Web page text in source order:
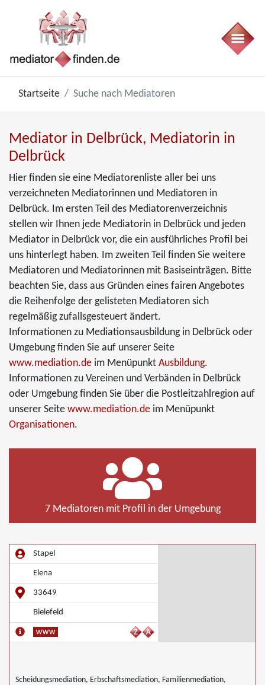
Startseite Suche nach Mediatoren
Mediator in Delbrück, Mediatorin in
Delbrück
Hier finden sie eine Mediatorenliste aller bei uns
verzeichneten Mediatorinnen und Mediatoren in
Delbrück. Im ersten Teil des Mediatorenverzeichnis
stellen wir Ihnen jede Mediatorin in Delbrück und jeden
Mediator in Delbrück vor, die ein ausführliches Profil bei
uns hinterlegt haben. Im zweiten Teil finden Sie weitere
Mediatoren und Mediatorinnen mit Basiseinträgen. Bitte
beachten Sie, dass aus Gründen eines fairen Angebotes
die Reihenfolge der gelisteten Mediatoren sich
regelmäßig zufallsgesteuert ändert.
Informationen zu Mediationsausbildung in Delbrück oder
Umgebung finden Sie auf unserer Seite
www.mediation.de im Menüpunkt Ausbildung.
Informationen zu Vereinen und Verbänden in Delbrück
oder Umgebung finden Sie über die Postleitzahlregion auf
unserer Seite www.mediation.de im Menüpunkt
Organisationen.
7 Mediatoren mit Profil in der Umgebung
Stapel
Elena
33649
Bielefeld
Scheidungsmediation, Erbschaftsmediation, Familienmediation,